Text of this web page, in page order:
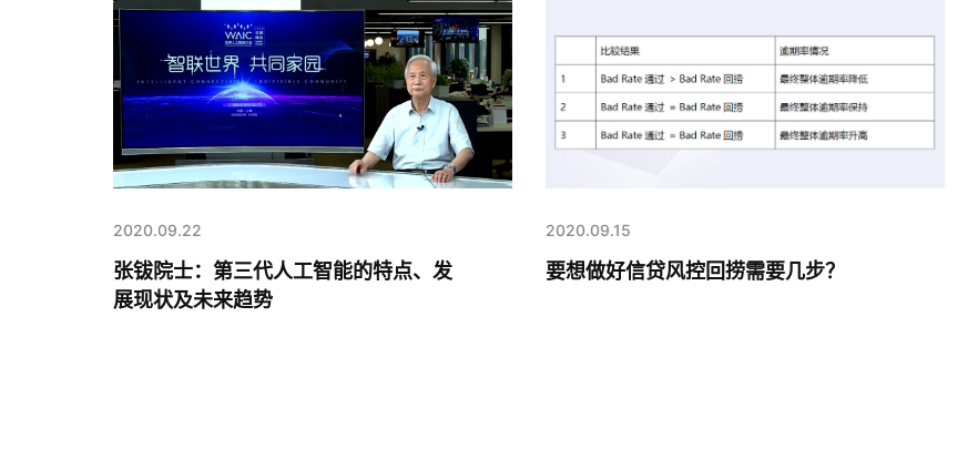
2020.09.22
张钹院士：第三代人工智能的特点、发
展现状及未来趋势
2020.09.15
要想做好信贷风控回捞需要几步？